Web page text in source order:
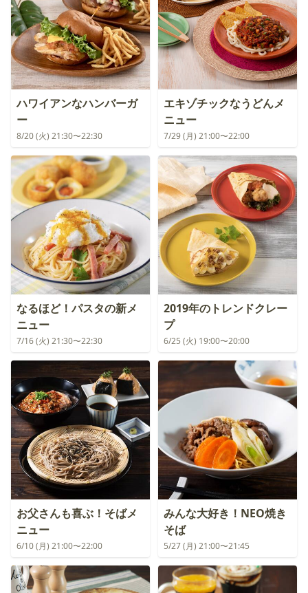
ハワイアンなハンバーガ
ー
8/20 (火) 21:30〜22:30
エキゾチックなうどんメ
ニュー
7/29 (月) 21:00〜22:00
なるほど！パスタの新メ
ニュー
7/16 (火) 21:30〜22:30
2019年のトレンドクレー
プ
6/25 (火) 19:00〜20:00
お父さんも喜ぶ！そばメ
ニュー
6/10 (月) 21:00〜22:00
みんな大好き！NEO焼き
そば
5/27 (月) 21:00〜21:45